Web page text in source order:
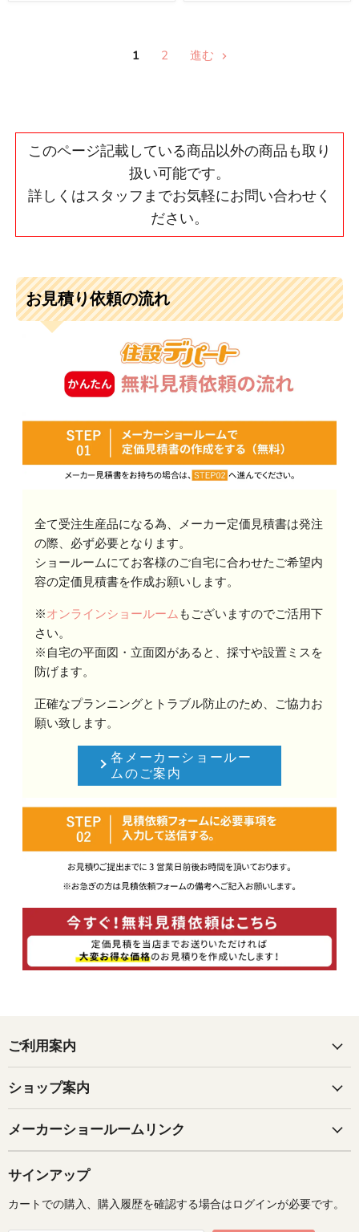
1 2 進む
このページ記載している商品以外の商品も取り
扱い可能です。
詳しくはスタッフまでお気軽にお問い合わせく
ださい。
お見積り依頼の流れ
全て受注生産品になる為、メーカー定価見積書は発注
の際、必ず必要となります。
ショールームにてお客様のご自宅に合わせたご希望内
容の定価見積書を作成お願いします。
※オンラインショールーム もございますのでご活用下
さい。
※自宅の平面図・立面図があると、採寸や設置ミスを
防げます。
正確なプランニングとトラブル防止のため、ご協力お
願い致します。
各メーカーショールー
ムのご案内
ご利用案内
ショップ案内
メーカーショールームリンク
サインアップ
カートでの購入、購入履歴を確認する場合はログインが必要です。